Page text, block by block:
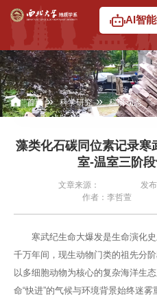
AI智
首页 » 科学研究 » 科研动态
藻类化石碳同位素记录寒
室-温室三阶
文章来源：
发
作者：李哲萱
寒武纪生命大爆发是生命演化
千万年间，现生动物门类的祖先分
以多细胞动物为核心的复杂海洋生
命“快进”的气候与环境背景始终迷雾